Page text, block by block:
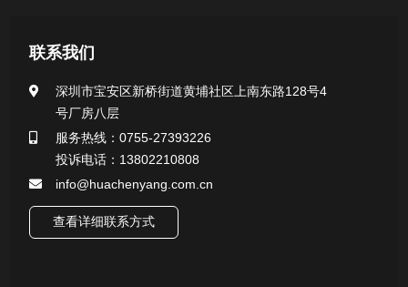
医用无菌采样拭子系列
一次性使用采样器系列
微生物样本保存液（通用运输传媒介质）系列
核酸（DNA&RNA）样本采集与保存套装系列
唾液样本采集装置系列
联系我们
深圳市宝安区新桥街道黄埔社区上南东路128号4
号厂房八层
服务热线：0755-27393226
投诉电话：13802210808
info@huachenyang.com.cn
查看详细联系方式